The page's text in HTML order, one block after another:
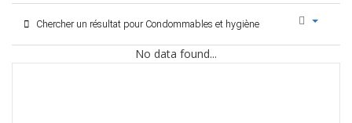
Chercher un résultat pour Condommables et hygiène
No data found...